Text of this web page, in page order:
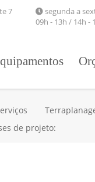
7
segunda a
09h - 13h / 14h -
de projeto: